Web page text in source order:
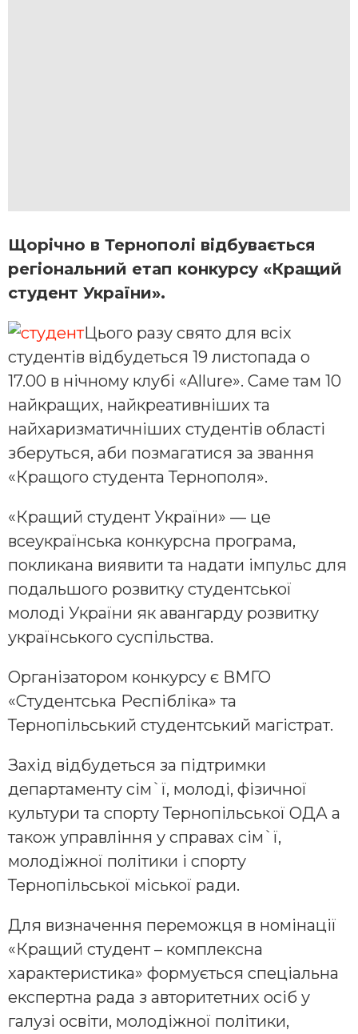
Щорічно в Тернополі відбувається
регіональний етап конкурсу «Кращий
студент України».
Цього разу свято для всіх
студентів відбудеться 19 листопада о
17.00 в нічному клубі «Allure». Саме там 10
найкращих, найкреативніших та
найхаризматичніших студентів області
зберуться, аби позмагатися за звання
«Кращого студента Тернополя».
«Кращий студент України» — це
всеукраїнська конкурсна програма,
покликана виявити та надати імпульс для
подальшого розвитку студентської
молоді України як авангарду розвитку
українського суспільства.
Організатором конкурсу є ВМГО
«Студентська Респібліка» та
Тернопільський студентський магістрат.
Захід відбудеться за підтримки
департаменту сім`ї, молоді, фізичної
культури та спорту Тернопільської ОДА а
також управління у справах сім`ї,
молодіжної політики і спорту
Тернопільської міської ради.
Для визначення переможця в номінації
«Кращий студент – комплексна
характеристика» формується спеціальна
експертна рада з авторитетних осіб у
галузі освіти, молодіжної політики,